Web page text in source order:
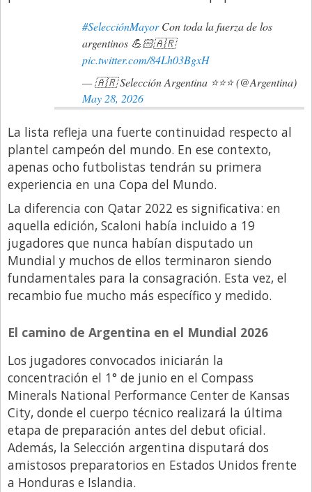
#SelecciónMayorCon toda la fuerza de los
argentinos 💪🏻🇦🇷
pic.twitter.com/84Lh03BgxH
— 🇦🇷 Selección Argentina ⭐⭐⭐ (@Argentina)
May 28, 2026
La lista refleja una fuerte continuidad respecto al
plantel campeón del mundo. En ese contexto,
apenas ocho futbolistas tendrán su primera
experiencia en una Copa del Mundo.
La diferencia con Qatar 2022 es significativa: en
aquella edición, Scaloni había incluido a 19
jugadores que nunca habían disputado un
Mundial y muchos de ellos terminaron siendo
fundamentales para la consagración. Esta vez, el
recambio fue mucho más específico y medido.
El camino de Argentina en el Mundial 2026
Los jugadores convocados iniciarán la
concentración el 1° de junio en el Compass
Minerals National Performance Center de Kansas
City, donde el cuerpo técnico realizará la última
etapa de preparación antes del debut oficial.
Además, la Selección argentina disputará dos
amistosos preparatorios en Estados Unidos frente
a Honduras e Islandia.